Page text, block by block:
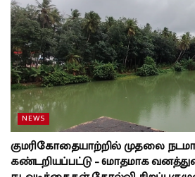
NEWS
குமரிகோதையாற்றில் முதலை
கண்டறியப்பட்டு – 6மாதமாக